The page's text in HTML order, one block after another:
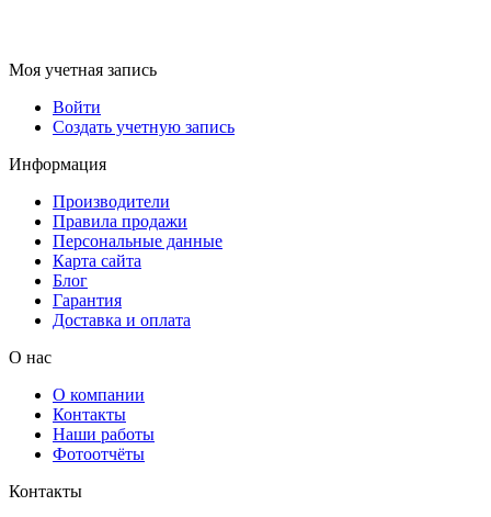
Моя учетная запись
Войти
Создать учетную запись
Информация
Производители
Правила продажи
Персональные данные
Карта сайта
Блог
Гарантия
Доставка и оплата
О нас
О компании
Контакты
Наши работы
Фотоотчёты
Контакты